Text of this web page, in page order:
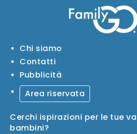
Chi siamo
Contatti
Pubblicità
Area riservata
Cerchi ispirazioni per le tue
bambini?